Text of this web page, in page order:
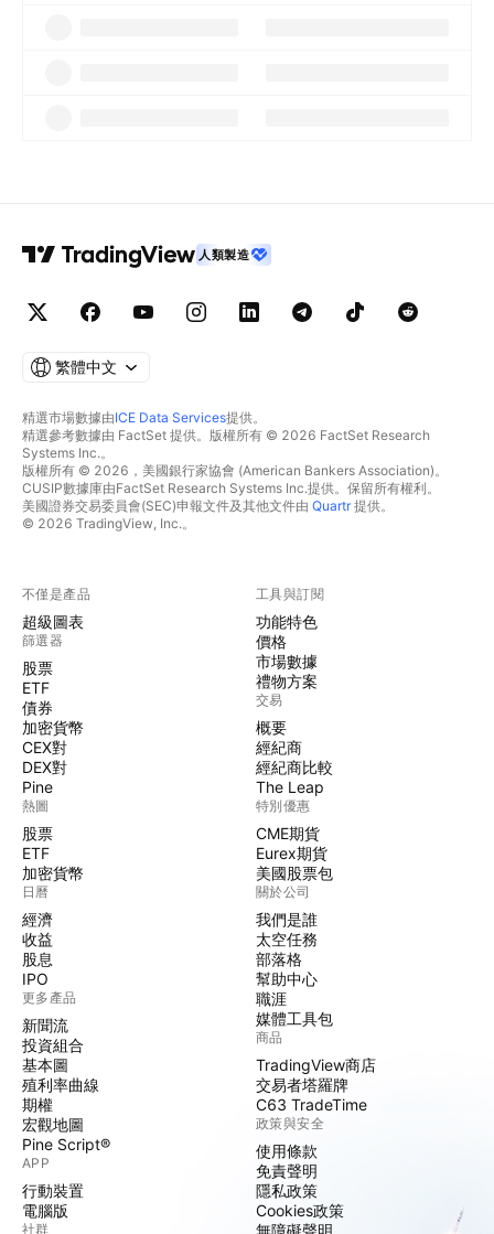
人類製造
繁體中文
精選市場數據由ICE Data Services提供。
精選參考數據由 FactSet 提供。版權所有 © 2026 FactSet Research
Systems Inc.。
版權所有 © 2026，美國銀行家協會 (American Bankers Association)。
CUSIP數據庫由FactSet Research Systems Inc.提供。保留所有權利。
美國證券交易委員會(SEC)申報文件及其他文件由 Quartr提供。
© 2026 TradingView, Inc.。
不僅是產品
超級圖表
篩選器
股票
ETF
債券
加密貨幣
CEX對
DEX對
Pine
熱圖
股票
ETF
加密貨幣
日曆
經濟
收益
股息
IPO
更多產品
新聞流
投資組合
基本圖
殖利率曲線
期權
宏觀地圖
Pine Script®
APP
行動裝置
電腦版
社群
工具與訂閱
功能特色
價格
市場數據
禮物方案
交易
概要
經紀商
經紀商比較
The Leap
特別優惠
CME期貨
Eurex期貨
美國股票包
關於公司
我們是誰
太空任務
部落格
幫助中心
職涯
媒體工具包
商品
TradingView商店
交易者塔羅牌
C63 TradeTime
政策與安全
使用條款
免責聲明
隱私政策
Cookies政策
無障礙聲明